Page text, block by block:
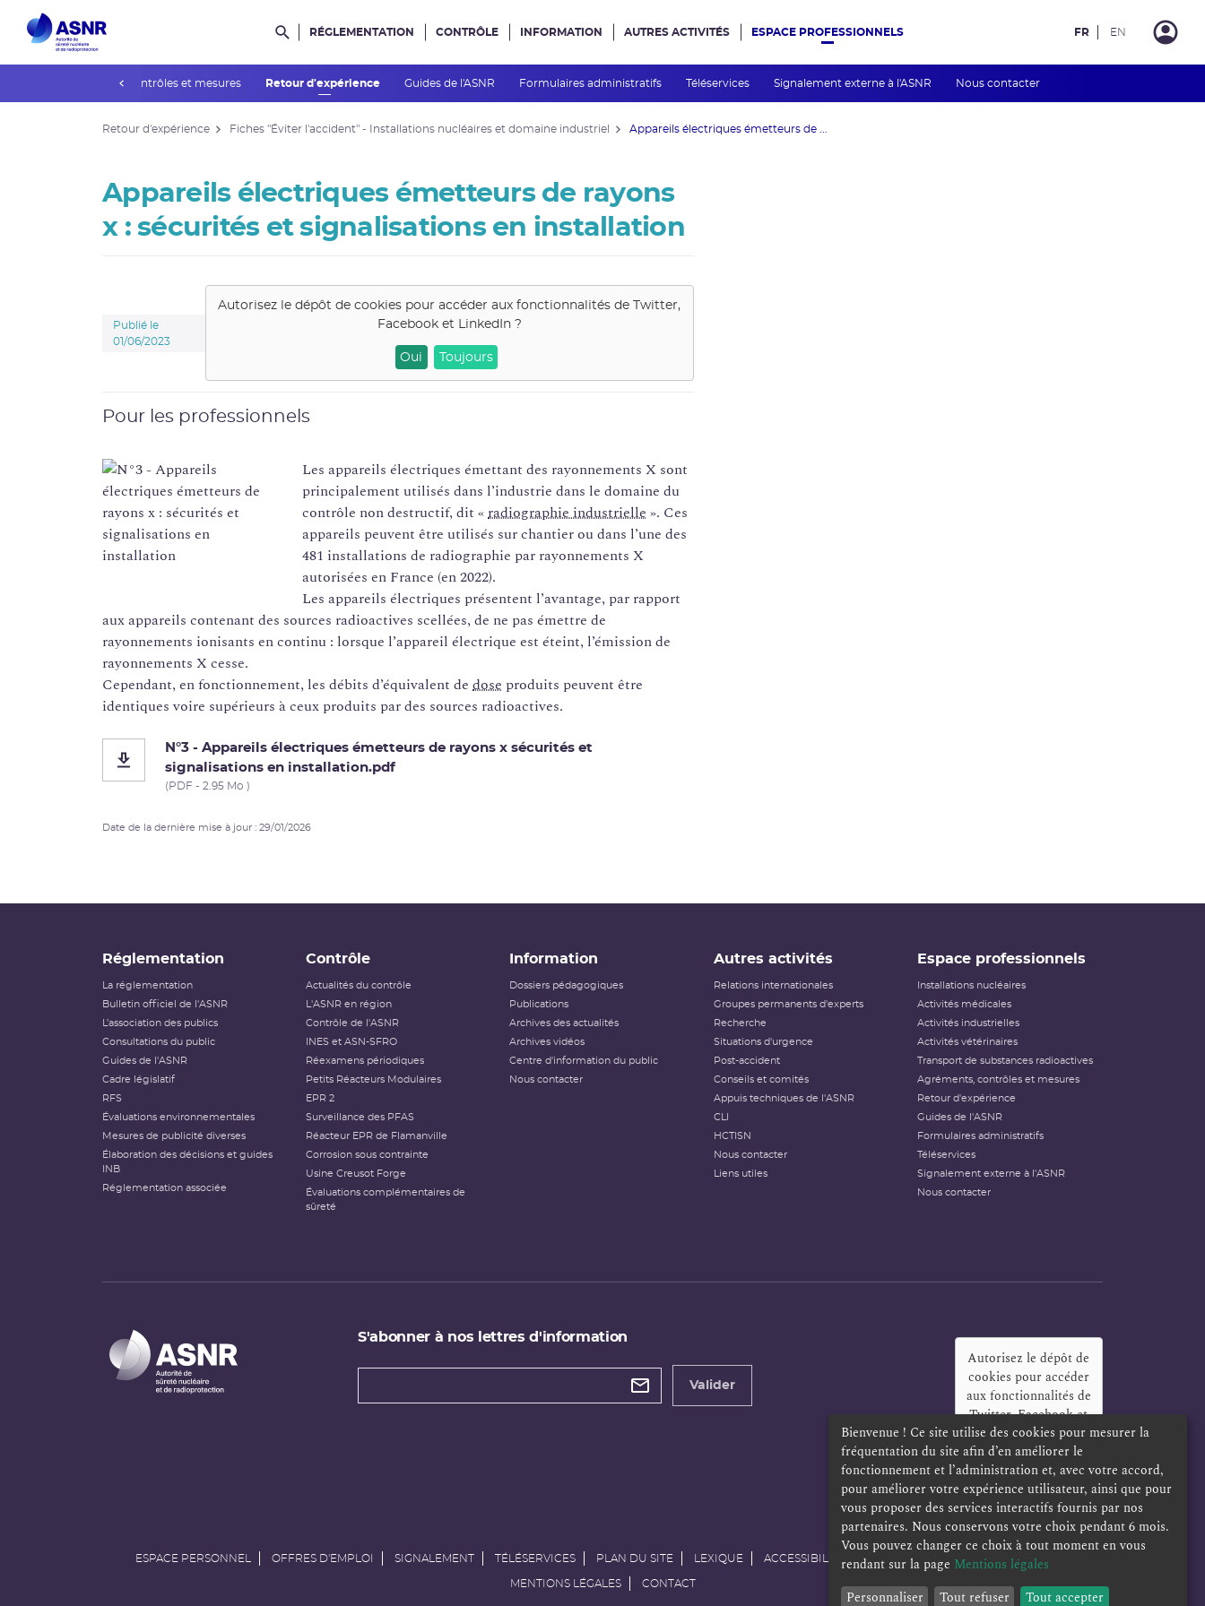
Rechercher dans le site
RÉGLEMENTATION CONTRÔLE INFORMATION AUTRES ACTIVITÉS ESPACE PROFESSIONNELS
Agréments, contrôles et mesures Retour d'expérience Guides de l'ASNR Formulaires administratifs Téléservices Signalement externe à l'ASNR Nous contacter
FR EN
Retour d'expérience Fiches "Éviter l'accident" - Installations nucléaires et domaine industriel Appareils électriques émetteurs de ...
Appareils électriques émetteurs de rayons
x : sécurités et signalisations en installation
Publié le
01/06/2023
Autorisez le dépôt de cookies pour accéder aux fonctionnalités de
Twitter,
Facebook et LinkedIn?
Oui Toujours
Pour les professionnels
Les appareils électriques émettant des rayonnements X sont
principalement utilisés dans l’industrie dans le domaine du
contrôle non destructif, dit «radiographie industrielle ». Ces
appareils peuvent être utilisés sur chantier ou dans l’une des
481 installations de radiographie par rayonnements X
autorisées en France (en 2022).
Les appareils électriques présentent l’avantage, par rapport
aux appareils contenant des sources radioactives scellées, de ne pas émettre de
rayonnements ionisants en continu : lorsque l’appareil électrique est éteint, l’émission de
rayonnements X cesse.
Cependant, en fonctionnement, les débits d’équivalent de dose produits peuvent être
identiques voire supérieurs à ceux produits par des sources radioactives.
N°3 - Appareils électriques émetteurs de rayons x sécurités et
signalisations en installation.pdf
(PDF - 2.95 Mo )
Date de la dernière mise à jour : 29/01/2026
Réglementation
La réglementation
Bulletin officiel de l'ASNR
L’association des publics
Consultations du public
Guides de l'ASNR
Cadre législatif
RFS
Évaluations environnementales
Mesures de publicité diverses
Élaboration des décisions et guides
INB
Réglementation associée
Contrôle
Actualités du contrôle
L'ASNR en région
Contrôle de l'ASNR
INES et ASN-SFRO
Réexamens périodiques
Petits Réacteurs Modulaires
EPR 2
Surveillance des PFAS
Réacteur EPR de Flamanville
Corrosion sous contrainte
Usine Creusot Forge
Évaluations complémentaires de
sûreté
Information
Dossiers pédagogiques
Publications
Archives des actualités
Archives vidéos
Centre d'information du public
Nous contacter
Autres activités
Relations internationales
Groupes permanents d'experts
Recherche
Situations d'urgence
Post-accident
Conseils et comités
Appuis techniques de l'ASNR
CLI
HCTISN
Nous contacter
Liens utiles
Espace professionnels
Installations nucléaires
Activités médicales
Activités industrielles
Activités vétérinaires
Transport de substances radioactives
Agréments, contrôles et mesures
Retour d'expérience
Guides de l'ASNR
Formulaires administratifs
Téléservices
Signalement externe à l'ASNR
Nous contacter
S'abonner à nos lettres d'information
Types de
Valider
Autorisez le dépôt de
cookies pour accéder
aux fonctionnalités de
Twitter, Facebook et
LinkedIn?
Oui
Toujours
ESPACE PERSONNEL OFFRES D'EMPLOI SIGNALEMENT TÉLÉSERVICES PLAN DU SITE LEXIQUE ACCESSIBILITÉ POLITIQUE DE CONFIDENTIALITÉ
MENTIONS LÉGALES CONTACT
Bienvenue ! Ce site utilise des cookies pour mesurer la
fréquentation du site afin d’en améliorer le
fonctionnement et l’administration et, avec votre accord,
pour améliorer votre expérience utilisateur, ainsi que pour
vous proposer des services interactifs fournis par nos
partenaires. Nous conservons votre choix pendant 6 mois.
Vous pouvez changer ce choix à tout moment en vous
rendant sur la page Mentions légales
Personnaliser
Tout refuser Tout accepter